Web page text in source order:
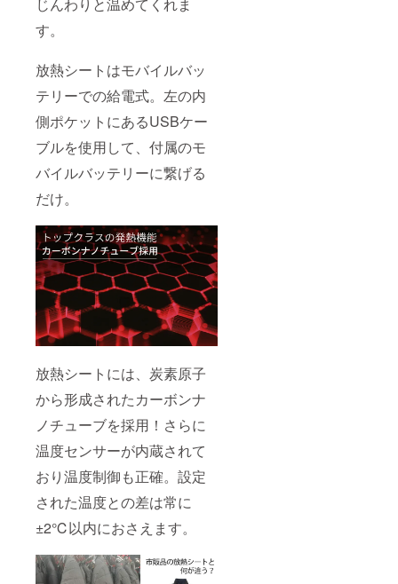
す。
放熱シートはモバイルバッ
テリーでの給電式。左の内
側ポケットにあるUSBケー
ブルを使用して、付属のモ
バイルバッテリーに繋げる
だけ。
放熱シートには、炭素原子
から形成されたカーボンナ
ノチューブを採用！さらに
温度センサーが内蔵されて
おり温度制御も正確。設定
された温度との差は常に
±2℃以内におさえます。